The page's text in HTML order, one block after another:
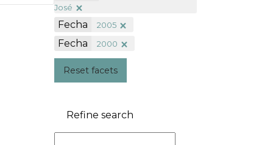
José
Fecha 2005
Fecha 2000
Reset facets
Refine search